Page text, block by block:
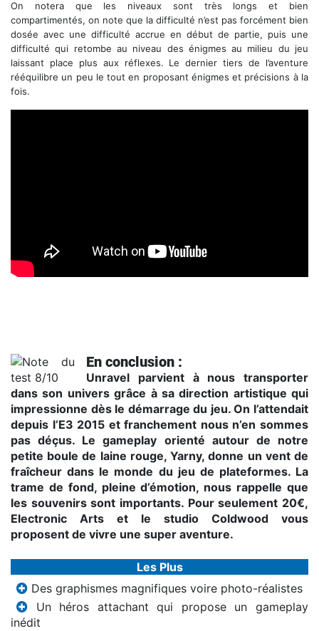
On notera que les niveaux sont très longs et bien
compartimentés, on note que la difficulté n’est pas forcément bien
dosée avec une difficulté accrue en début de partie, puis une
difficulté qui retombe au niveau des énigmes au milieu du jeu
laissant place plus aux réflexes. Le dernier tiers de l’aventure
rééquilibre un peu le tout en proposant énigmes et précisions à la
fois.
En conclusion :
Unravel parvient à nous transporter
dans son univers grâce à sa direction artistique qui
impressionne dès le démarrage du jeu. On l’attendait
depuis l’E3 2015 et franchement nous n’en sommes
pas déçus. Le gameplay orienté autour de notre
petite boule de laine rouge, Yarny, donne un vent de
fraîcheur dans le monde du jeu de plateformes. La
trame de fond, pleine d’émotion, nous rappelle que
les souvenirs sont importants. Pour seulement 20€,
Electronic Arts et le studio Coldwood vous
proposent de vivre une super aventure.
Les Plus
Des graphismes magnifiques voire photo-réalistes
Un héros attachant qui propose un gameplay
inédit